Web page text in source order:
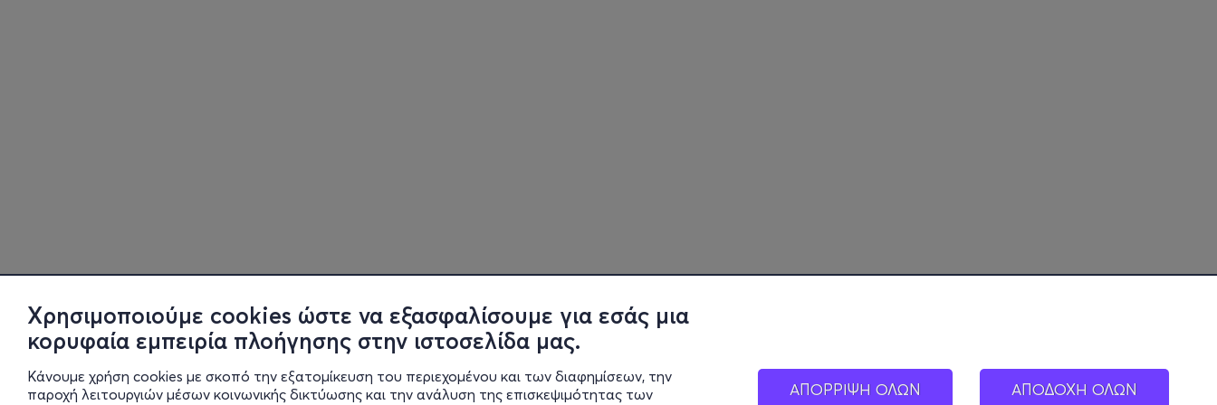
Χρησιμοποιούμε cookies ώστε να εξασφαλίσουμε για εσάς μια
κορυφαία εμπειρία πλοήγησης στην ιστοσελίδα μας.
Κάνουμε χρήση cookies με σκοπό την εξατομίκευση του περιεχομένου και των διαφημίσεων, την
παροχή λειτουργιών μέσων κοινωνικής δικτύωσης και την ανάλυση της επισκεψιμότητας των
ΑΠΟΡΡΙΨΗ ΟΛΩΝ ΑΠΟΔΟΧΗ ΟΛΩΝ